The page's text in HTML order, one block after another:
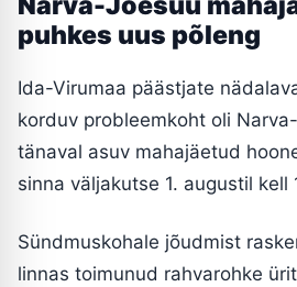
puhkes uus põleng
Ida-Virumaa päästjate
korduv probleemkoht oli
tänaval asuv mahajäetud
sinna väljakutse 1. augustil kell
Sündmuskohale jõudmist
linnas toimunud rahvarohke